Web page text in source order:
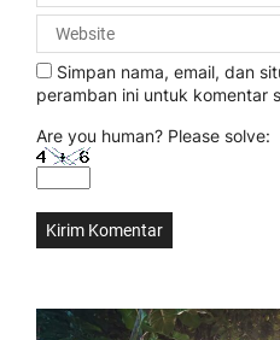
Simpan nama, email, dan
peramban ini untuk komentar
Are you human? Please solve: